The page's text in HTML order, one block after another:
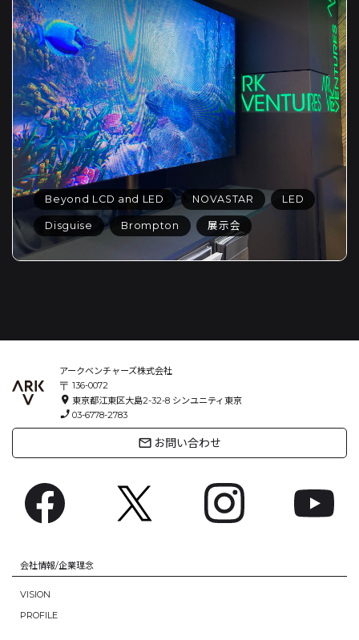
Beyond LCD and LED NOVASTAR LED
Disguise Brompton 展示会
アークベンチャーズ株式会社
〒 136-0072
location_on 東京都江東区大島2-32-8 シンユニティ東京
phone_enabled 03-6778-2783
mail_outline お問い合わせ
会社情報/企業理念
VISION
PROFILE